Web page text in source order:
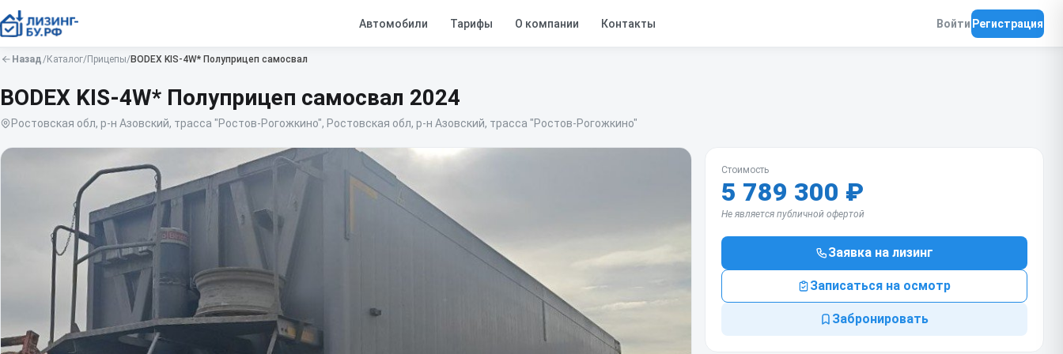
Автомобили Тарифы О компании Контакты Войти Регистрация
Назад/Каталог/Прицепы/BODEX KIS-4W* Полуприцеп самосвал
BODEX KIS-4W* Полуприцеп самосвал 2024
Ростовская обл, р-н Азовский, трасса "Ростов-Рогожкино", Ростовская обл, р-н Азовский, трасса "Ростов-Рогожкино"
Стоимость
5 789 300 ₽
Не является публичной офертой
Заявка на лизинг
Записаться на осмотр
Забронировать